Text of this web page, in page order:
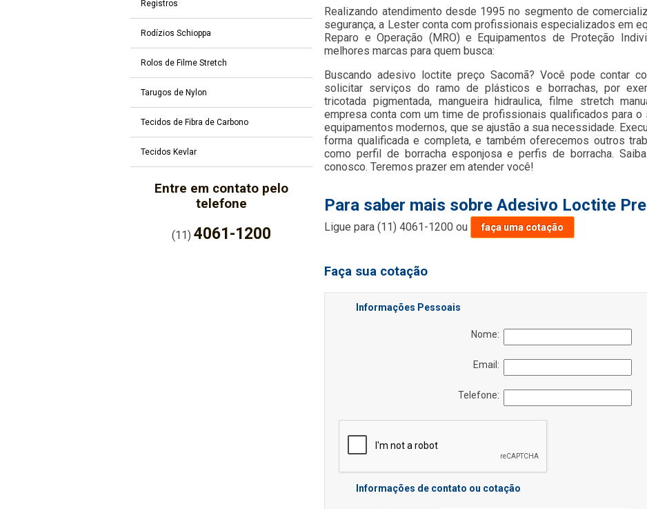
Registros
Rodízios Schioppa
Rolos de Filme Stretch
Tarugos de Nylon
Tecidos de Fibra de Carbono
Tecidos Kevlar
Entre em contato pelo
telefone
(11)4061-1200
Realizando atendimento desde 1995 no segmento de
segurança, a Lester conta com profissionais especializados em
Reparo e Operação (MRO) e Equipamentos de Proteção
melhores marcas para quem busca:
Buscando adesivo loctite preço Sacomã? Você pode contar
solicitar serviços do ramo de plásticos e borrachas, por
tricotada pigmentada, mangueira hidraulica, filme stretch
empresa conta com um time de profissionais qualificados para
equipamentos modernos, que se ajustão a sua necessidade.
forma qualificada e completa, e também oferecemos outros
como perfil de borracha esponjosa e perfis de borracha.
conosco. Teremos prazer em atender você!
Para saber mais sobre Adesivo Loctite
Ligue para(11) 4061-1200 ou faça uma cotação
Faça sua cotação
Informações Pessoais
Nome:
Email:
Telefone:
Informações de contato ou cotação